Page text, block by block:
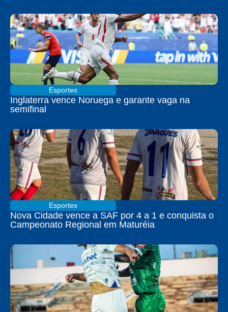
Esportes
Inglaterra vence Noruega e garante vaga na
semifinal
Esportes
Nova Cidade vence a SAF por 4 a 1 e conquista o
Campeonato Regional em Maturéia